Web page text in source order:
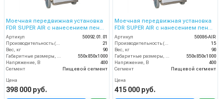
Моечная передвижная установка
FDR SUPER AIR с нанесением пены,
150 бар, 21 л/мин барабаном
Артикул
50092.01.01
21
Вес, кг
90
550x850x1000
Напряжение, В
400
Сегмент
Пищевой сегмент
Цена
398 000 руб.
Моечная передвижная установка
FDR SUPER AIR с нанесением пены,
200 бар, 15 л/мин барабаном
Артикул
50086-AIR
15
Вес, кг
90
550x850x1000
Напряжение, В
400
Сегмент
Пищевой сегмент
Цена
415 000 руб.